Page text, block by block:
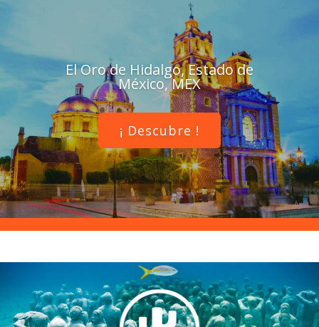
El Oro de Hidalgo, Estado de
México, MEX
¡ Descubre !